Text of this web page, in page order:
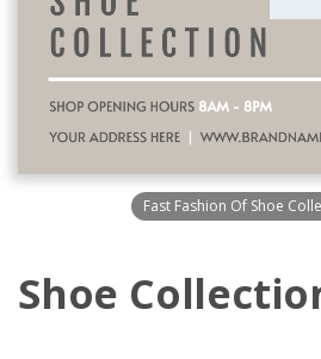
Fast Fashion Of Shoe
Shoe